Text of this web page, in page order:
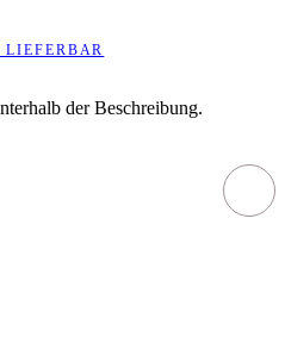
LIEFERBAR
der Beschreibung.